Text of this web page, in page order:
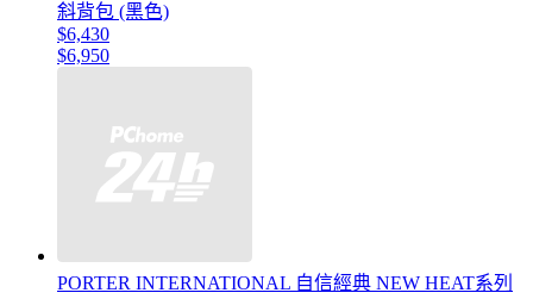
斜背包 (黑色)
$6,430
$6,950
PORTER INTERNATIONAL 自信經典 NEW HEAT系列